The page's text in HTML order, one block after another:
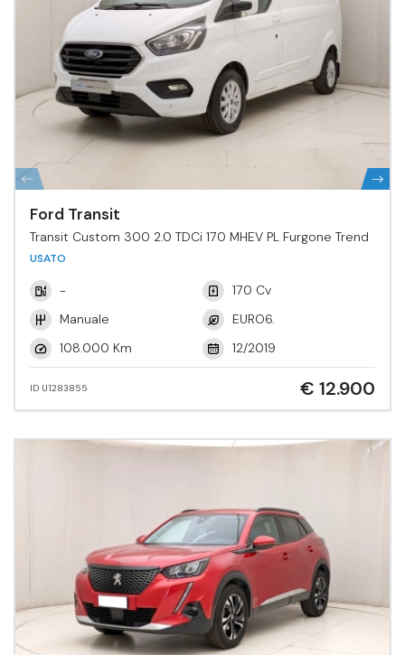
Ford Transit
Transit Custom 300 2.0 TDCi 170 MHEV PL Furgone Trend
USATO
-
170 Cv
Manuale
EURO6.
108.000 Km
12/2019
ID U1283855 € 12.900